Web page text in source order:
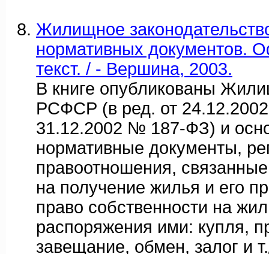
Жилищное
нормативных документов.
текст. / - Вершина, 2003.
В книге опубликованы
РСФСР (в ред. от
31.12.2002 № 187-ФЗ) и
нормативные документы,
правоотношения,
на получение жилья и его
право собственности на
распоряжения ими: купля,
завещание, обмен, залог и